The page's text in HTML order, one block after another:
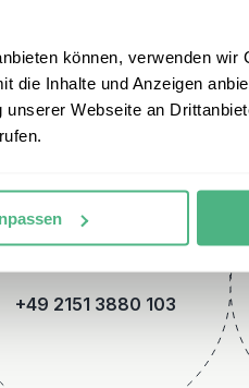
können, verwenden wir
die Inhalte und Anzeigen
Webseite an
Telefon
+49 2151 3880 103